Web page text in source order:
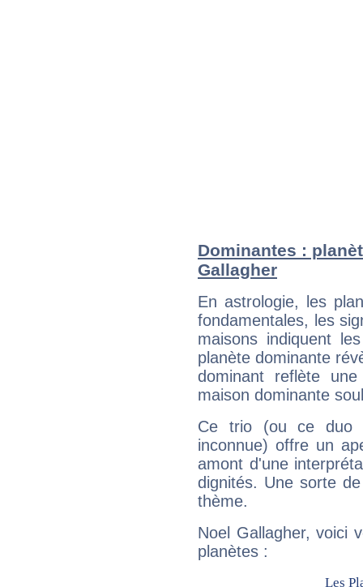
Dominantes :
Gallagher
En astrologie, les
fondamentales, les
maisons indiquent
planète dominante
dominant reflète
maison dominante
Ce trio (ou ce duo
inconnue) offre un
amont d'une
dignités. Une sorte
thème.
Noel Gallagher, voici
planètes :